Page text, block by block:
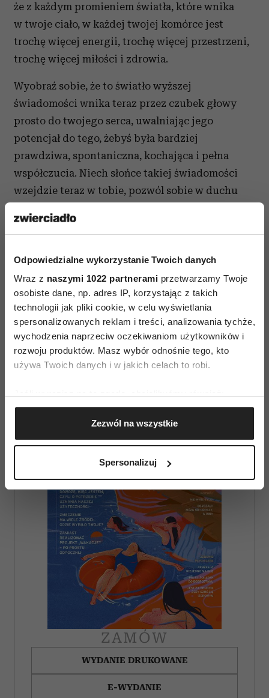
Odpowiedzialne wykorzystanie Twoich danych
Wraz z naszymi 1022 partnerami przetwarzamy Twoje
osobiste dane, np. adres IP, korzystając z takich
technologii jak pliki cookie, w celu wyświetlania
spersonalizowanych reklam i treści, analizowania tychże,
wychodzenia naprzeciw oczekiwaniom użytkowników i
rozwoju produktów. Masz wybór odnośnie tego, kto
używa Twoich danych i w jakich celach to robi.
Gromadzić dane dotyczące Twojej lokalizacji
geograficznej z dokładnością nawet do kilku metrów
Identyfikować Twoje urządzenie, aktywnie
(fingerprinting, czyli wirtualny odcisk palca)
dane są przetwarzane oraz ustaw własne preferencje w
sekcji szczegółów
. W Deklaracji plików cookie możesz
zmienić lub wycofać swoją zgodę w dowolnej chwili.
Wykorzystujemy pliki cookie do spersonalizowania treści
i reklam, aby oferować funkcje społecznościowe i
analizować ruch w naszej witrynie. Informacje o tym, jak
korzystasz z naszej witryny, udostępniamy partnerom
społecznościowym, reklamowym i analitycznym.
Partnerzy mogą połączyć te informacje z innymi danymi
otrzymanymi od Ciebie lub uzyskanymi podczas
korzystania z ich usług.
Zezwól na wszystkie
Spersonalizuj
że z każdym promieniem światła, które wnika
w twoje ciało, w każdej twojej komórce jest
trochę więcej energii, trochę więcej przestrzeni,
trochę więcej miłości i zdrowia.
Wyobraź sobie, że to światło wyższej
świadomości wnika teraz przez czubek głowy
prosto do twojego serca, uwalniając jego
potencjał do tego, żebyś była bardziej
prawdziwa, spontaniczna, kochająca i pełna
współczucia. Niech słońce takiej świadomości
wzejdzie teraz w tobie, pozwól sobie w duchu
światła, zaśpiewaj kilka razy „OM”. Weź pięć
swoim Wewnętrznym Słońcem.
ROZWÓJ DUCHOWY
AUTOPROMOCJA
ZAMÓW
WYDANIE DRUKOWANE
E-WYDANIE